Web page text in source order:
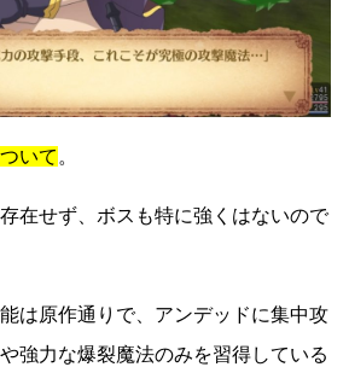
いて 。
在せず、ボスも特に強くはないので
は原作通りで、アンデッドに集中攻
強力な爆裂魔法のみを習得している